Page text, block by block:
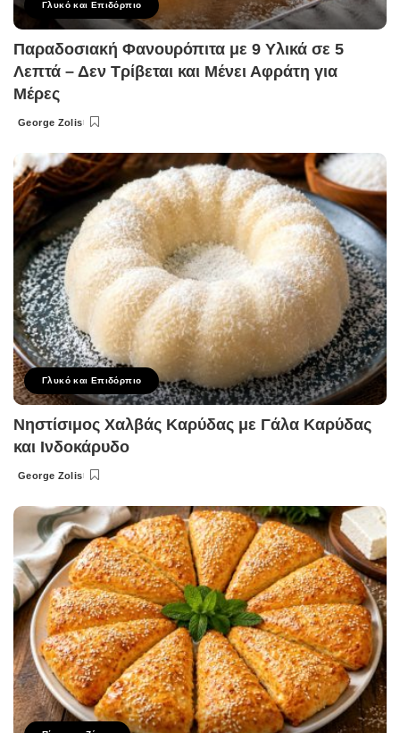
Γλυκό και Επιδόρπιο
Παραδοσιακή Φανουρόπιτα με 9 Υλικά σε 5
Λεπτά – Δεν Τρίβεται και Μένει Αφράτη για
Μέρες
Posted
George Zolis
Γλυκό και Επιδόρπιο
Νηστίσιμος Χαλβάς Καρύδας με Γάλα Καρύδας
και Ινδοκάρυδο
Posted
George Zolis